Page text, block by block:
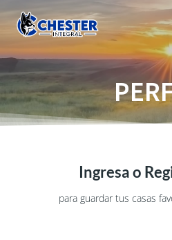
al
Ingresa o
para guardar tus casas